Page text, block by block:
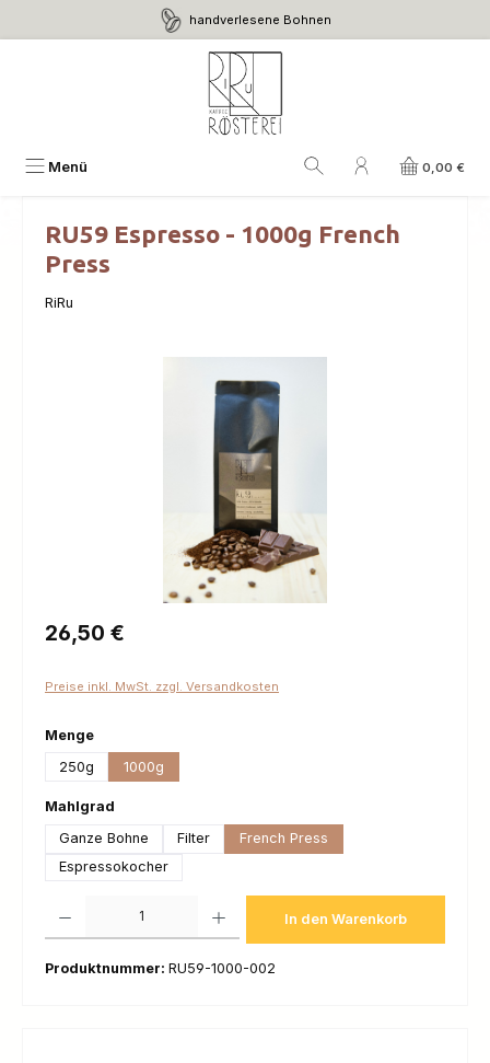
Zum Hauptinhalt springen handverlesene Bohnen
Menü 0,00 €
RU59 Espresso - 1000g French
Press
RiRu
Regulärer Preis:
26,50 €
Preise inkl. MwSt. zzgl. Versandkosten
Mengeauswählen
250g
1000g
Mahlgrad
Ganze Bohne
Filter
French Press
Espressokocher
In den Warenkorb
Produktnummer: RU59-1000-002